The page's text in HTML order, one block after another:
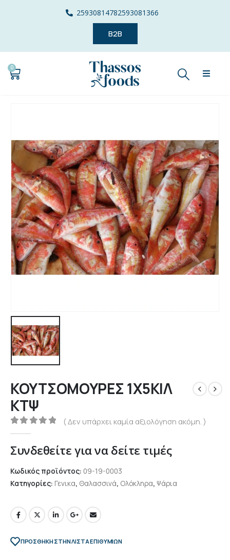
25930814782593081366
B2B
0
ΚΟΥΤΣΟΜΟΥΡΕΣ 1Χ5ΚΙΛ
ΚΤΨ
0out of 5
( Δεν υπάρχει καμία αξιολόγηση ακόμη. )
Συνδεθείτε για να δείτε τιμές
Κωδικός προϊόντος: 09-19-0003
Κατηγορίες: Γενικα, Θαλασσινά, Ολόκληρα, Ψάρια
ΠΡΌΣΘΉΚΗ ΣΤΗΝ ΛΊΣΤΑ ΕΠΙΘΥΜΙΏΝ